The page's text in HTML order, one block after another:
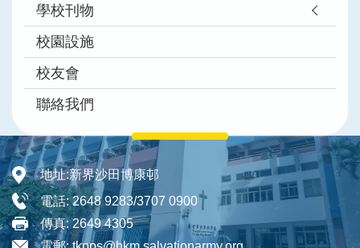
學校刊物
校園設施
校友會
聯絡我們
地址:新界沙田博康邨
電話:2648 9283/3707 0900
傳真:2649 4305